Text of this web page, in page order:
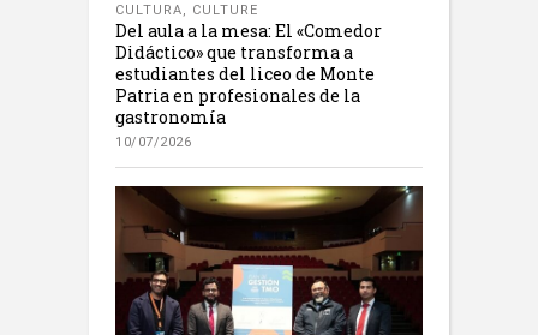
CULTURA, CULTURE
Del aula a la mesa: El «Comedor
Didáctico» que transforma a
estudiantes del liceo de Monte
Patria en profesionales de la
gastronomía
10/07/2026